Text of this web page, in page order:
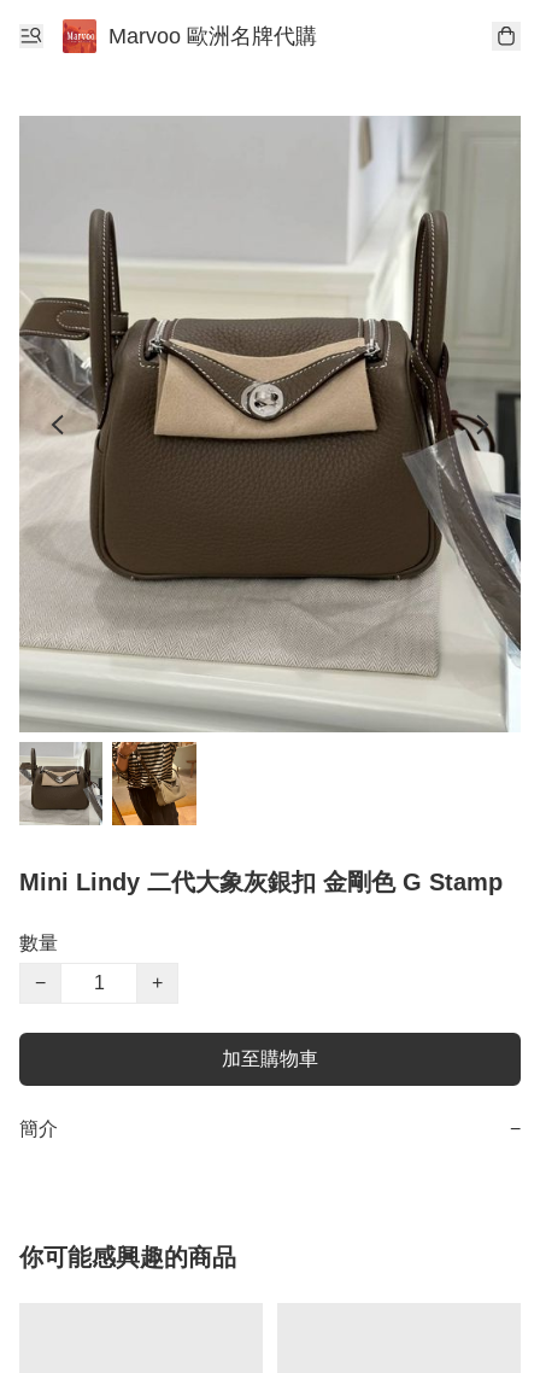
Marvoo 歐洲名牌代購
Mini Lindy 二代大象灰銀扣 金剛色 G Stamp
數量
−
+
加至購物車
簡介 −
你可能感興趣的商品